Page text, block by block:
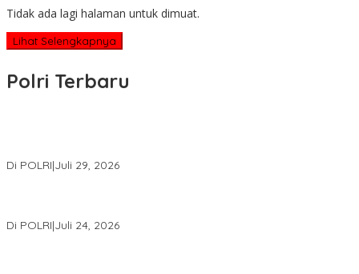
Tidak ada lagi halaman untuk dimuat.
Lihat Selengkapnya
Polri Terbaru
Di POLRI|Juli 29, 2026
Di POLRI|Juli 24, 2026